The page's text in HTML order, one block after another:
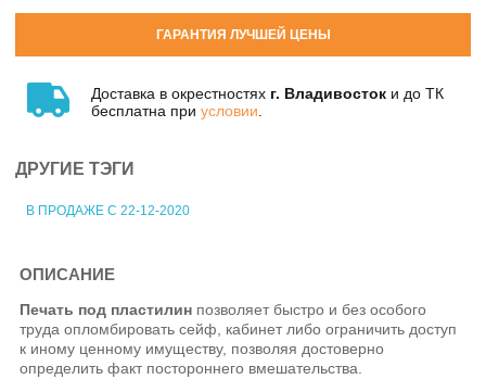
ГАРАНТИЯ ЛУЧШЕЙ ЦЕНЫ
Доставка в окрестностях г. Владивосток и до ТК
бесплатна при условии
ДРУГИЕ ТЭГИ
В ПРОДАЖЕ С 22-12-2020
ОПИСАНИЕ
Печать под пластилин позволяет быстро и без особого
труда опломбировать сейф, кабинет либо ограничить доступ
к иному ценному имуществу, позволяя достоверно
определить факт постороннего вмешательства.